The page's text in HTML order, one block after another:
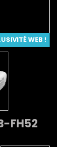
WEB !
FH52